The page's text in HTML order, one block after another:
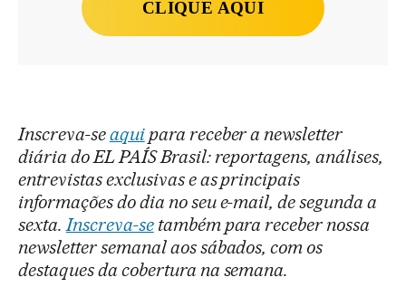
CLIQUE AQUI
Inscreva-seaquipara receber a newsletter
diária do EL PAÍS Brasil: reportagens, análises,
entrevistas exclusivas e as principais
informações do dia no seu e-mail, de segunda a
sexta. Inscreva-setambém para receber nossa
newsletter semanal aos sábados, com os
destaques da cobertura na semana.